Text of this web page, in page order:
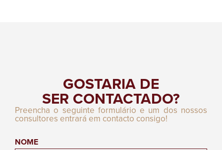
GOSTARIA DE
SER CONTACTADO?
Preencha o seguinte formulário e um dos nossos
consultores entrará em contacto consigo!
NOME